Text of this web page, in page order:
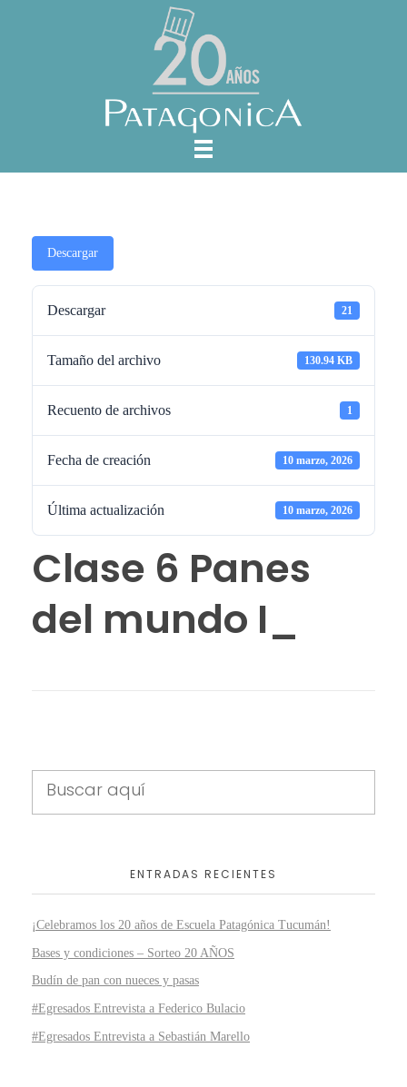
Descargar
Descargar 21
Tamaño del archivo 130.94 KB
Recuento de archivos 1
Fecha de creación 10 marzo, 2026
Última actualización 10 marzo, 2026
Clase 6 Panes
del mundo I_
ENTRADAS RECIENTES
¡Celebramos los 20 años de Escuela Patagónica Tucumán!
Bases y condiciones – Sorteo 20 AÑOS
Budín de pan con nueces y pasas
#Egresados Entrevista a Federico Bulacio
#Egresados Entrevista a Sebastián Marello